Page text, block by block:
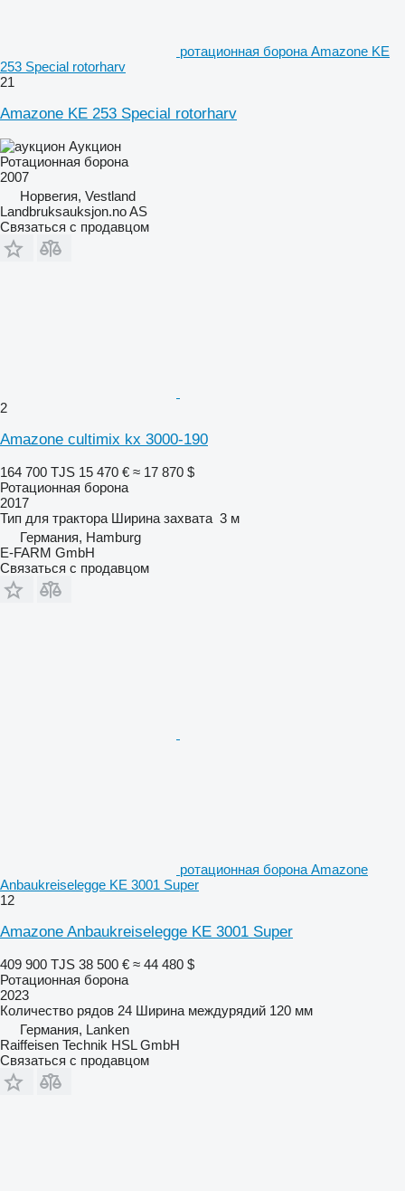
ротационная борона Amazone KE
253 Special rotorharv
21
Amazone KE 253 Special rotorharv
Аукцион
Ротационная борона
2007
Норвегия, Vestland
Landbruksauksjon.no AS
Связаться с продавцом
2
Amazone cultimix kx 3000-190
164 700 TJS 15 470 € ≈ 17 870 $
Ротационная борона
2017
Тип для трактора Ширина захвата 3 м
Германия, Hamburg
E-FARM GmbH
Связаться с продавцом
ротационная борона Amazone
Anbaukreiselegge KE 3001 Super
12
Amazone Anbaukreiselegge KE 3001 Super
409 900 TJS 38 500 € ≈ 44 480 $
Ротационная борона
2023
Количество рядов 24 Ширина междурядий 120 мм
Германия, Lanken
Raiffeisen Technik HSL GmbH
Связаться с продавцом